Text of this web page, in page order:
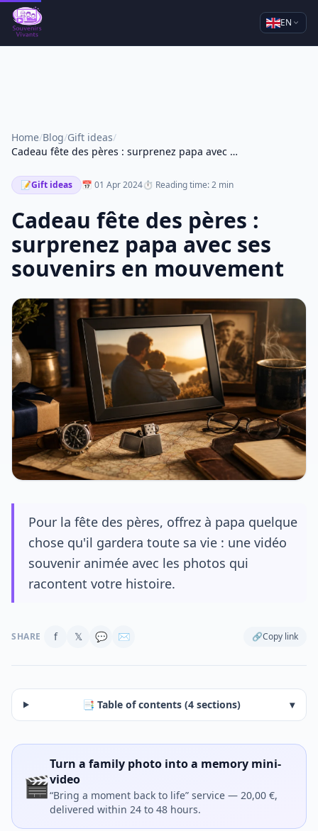
EN
Home/Blog/Gift ideas/
Cadeau fête des pères : surprenez papa avec ses souvenirs en mouvement
📝Gift ideas 📅 01 Apr 2024⏱ Reading time: 2 min
Cadeau fête des pères :
surprenez papa avec ses
souvenirs en mouvement
Pour la fête des pères, offrez à papa quelque
chose qu'il gardera toute sa vie : une vidéo
souvenir animée avec les photos qui
racontent votre histoire.
SHARE f 𝕏 💬 ✉ 🔗Copy link
📑 Table of contents (4 sections) ▾
🎬
Turn a family photo into a memory mini-
video
“Bring a moment back to life” service — 20,00 €,
delivered within 24 to 48 hours.